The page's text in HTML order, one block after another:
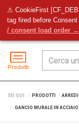
⚠ CookieFirst
tag fired before
/ consent load order →
Prodotti
SEI QUI: PRODOTTI ARREDI
GANCIO MURALE IN